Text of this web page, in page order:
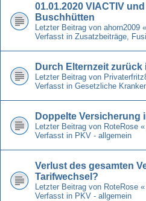
01.01.2020 VIACTIV
Buschhütten
Letzter Beitrag von ahorn2009 «
Verfasst in Zusatzbeiträge,
Durch Elternzeit zurück
Letzter Beitrag von
Verfasst in Gesetzliche
Doppelte Versicherung
Letzter Beitrag von RoteRose «
Verfasst in PKV - allgemein
Verlust des gesamten
Tarifwechsel?
Letzter Beitrag von RoteRose «
Verfasst in PKV - allgemein